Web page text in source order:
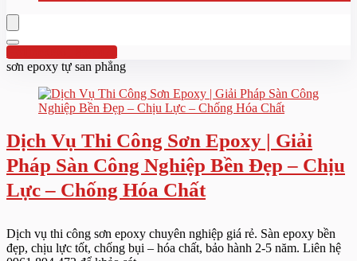
Hotline:0961 894 472
sơn epoxy tự san phẳng
Dịch Vụ Thi Công Sơn Epoxy | Giải
Pháp Sàn Công Nghiệp Bền Đẹp – Chịu
Lực – Chống Hóa Chất
Dịch vụ thi công sơn epoxy chuyên nghiệp giá rẻ. Sàn epoxy bền
đẹp, chịu lực tốt, chống bụi – hóa chất, bảo hành 2-5 năm. Liên hệ